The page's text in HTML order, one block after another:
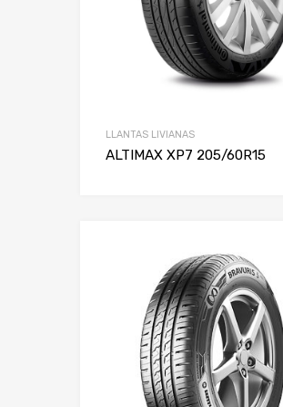
LLANTAS LIVIANAS
ALTIMAX XP7 205/60R15